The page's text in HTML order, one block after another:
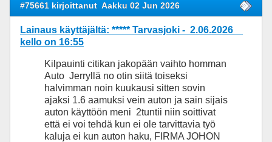
#75661 kirjoittanut Aakku 02 Jun 2026
Lainaus käyttäjältä: ***** Tarvasjoki - 2.06.2026
kello on 16:55
Kilpauinti citikan jakopään vaihto homman
Auto Jerryllä no otin siitä toiseksi
halvimman noin kuukausi sitten sovin
ajaksi 1.6 aamuksi vein auton ja sain sijais
auton käyttöön meni 2tuntii niin soittivat
että ei voi tehdä kun ei ole tarvittavia työ
kaluja ei kun auton haku, FIRMA JOHON